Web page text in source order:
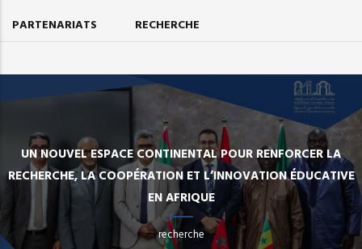
PARTENARIATS
RECHERCHE
UN NOUVEL ESPACE CONTINENTAL POUR RENFORCER LA
RECHERCHE, LA COOPÉRATION ET L’INNOVATION ÉDUCATIVE
EN AFRIQUE
recherche